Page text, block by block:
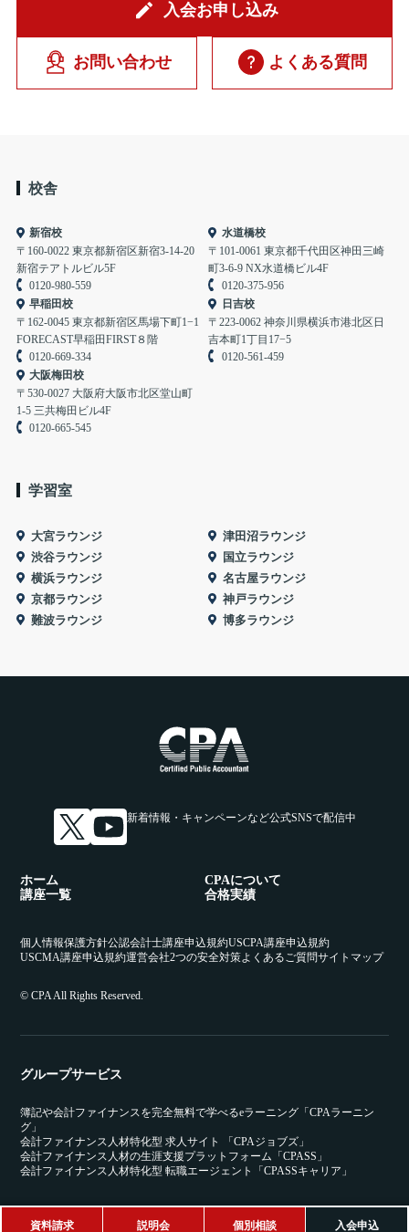
入会お申し込み
お問い合わせ よくある質問
校舎
新宿校
〒160-0022 東京都新宿区新宿3-14-20
新宿テアトルビル5F
0120-980-559
水道橋校
〒101-0061 東京都千代田区神田三崎
町3-6-9 NX水道橋ビル4F
0120-375-956
早稲田校
〒162-0045 東京都新宿区馬場下町1−1
FORECAST早稲田FIRST８階
0120-669-334
日吉校
〒223-0062 神奈川県横浜市港北区日
吉本町1丁目17−5
0120-561-459
大阪梅田校
〒530-0027 大阪府大阪市北区堂山町
1-5 三共梅田ビル4F
0120-665-545
学習室
大宮ラウンジ
津田沼ラウンジ
渋谷ラウンジ
国立ラウンジ
横浜ラウンジ
名古屋ラウンジ
京都ラウンジ
神戸ラウンジ
難波ラウンジ
博多ラウンジ
新着情報・キャンペーンなど公式SNSで配信中
ホーム
CPAについて
講座一覧
合格実績
個人情報保護方針公認会計士講座申込規約USCPA講座申込規約
USCMA講座申込規約運営会社2つの安全対策よくあるご質問サイトマップ
© CPA All Rights Reserved.
グループサービス
簿記や会計ファイナンスを完全無料で学べるeラーニング「CPAラーニン
グ」
会計ファイナンス人材特化型 求人サイト 「CPAジョブズ」
会計ファイナンス人材の生涯支援プラットフォーム「CPASS」
会計ファイナンス人材特化型 転職エージェント「CPASSキャリア」
資料請求 説明会 個別相談 入会申込